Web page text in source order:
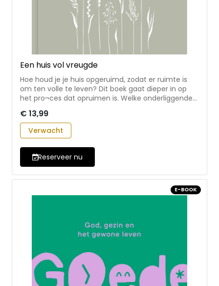
Een huis vol vreugde
Hoe houd je je huis opgeruimd, zodat er ruimte is
om ten volle te leven? Dit boek gaat dieper in op
het pro¬ces dat opruimen is. Welke onderliggende
uitzoeken van spullen en hoe ga je daar mee om?
De lezer vindt in dit boek advies en
praktijkvoorbeelden, gebaseerd op een duidelijke
visie: een opruimproces gericht op het ontwikkelen
van een gezonde relatie met spullen. * een
christelijke visie op opruimen * inhoudelijk én
praktisch handboek, geschreven door een
opruimcoach met ruime ervaring * Bevat concrete
€ 13,99
Verwacht
Reserveer nu
E-BOOK